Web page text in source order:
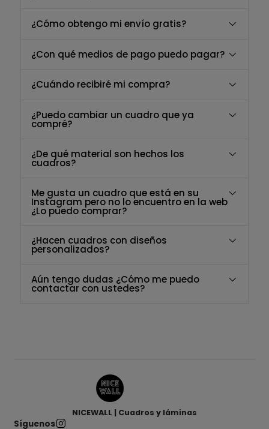
¿Cómo obtengo mi envío gratis?
¿Con qué medios de pago puedo pagar?
¿Cuándo recibiré mi compra?
¿Puedo cambiar un cuadro que ya
compré?
¿De qué material son hechos los
cuadros?
Me gusta un cuadro que está en su
Instagram pero no lo encuentro en la web
¿Lo puedo comprar?
¿Hacen cuadros con diseños
personalizados?
Aún tengo dudas ¿Cómo me puedo
contactar con ustedes?
NICEWALL | Cuadros y láminas
Síguenos